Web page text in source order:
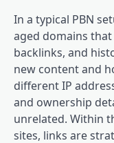
In a typical PBN
aged domains
backlinks, and
new content and
different IP
and ownership
unrelated. Within
sites, links are